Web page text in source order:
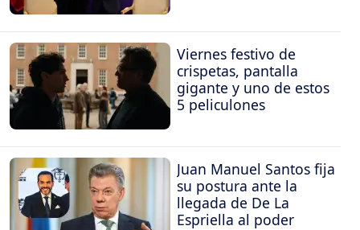
Viernes festivo de
crispetas, pantalla
gigante y uno de estos
5 peliculones
Juan Manuel Santos fija
su postura ante la
llegada de De La
Espriella al poder